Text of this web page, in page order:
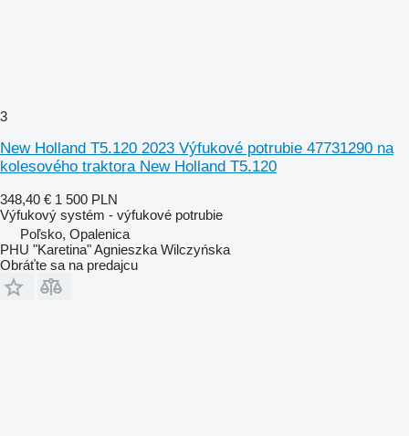
3
New Holland T5.120 2023 Výfukové potrubie 47731290 na
kolesového traktora New Holland T5.120
348,40 € 1 500 PLN
Výfukový systém - výfukové potrubie
Poľsko, Opalenica
PHU "Karetina" Agnieszka Wilczyńska
Obráťte sa na predajcu